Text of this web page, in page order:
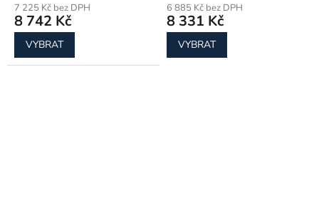
7 225 Kč bez DPH
8 742 Kč
VYBRAT
6 885 Kč bez DPH
8 331 Kč
VYBRAT